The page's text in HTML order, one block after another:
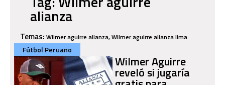
alianza
Temas: Wilmer aguirre alianza, Wilmer aguirre alianza lima
Fútbol Peruano
Wilmer Aguirre
reveló si jugaría